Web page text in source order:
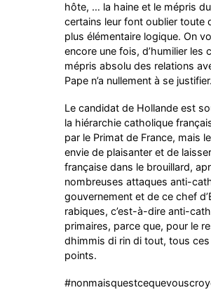
hôte, … la haine et le mépris
certains leur font oublier toute
plus élémentaire logique. On
encore une fois, d’humilier les
mépris absolu des relations
Pape n’a nullement à se justifier.
Le candidat de Hollande est
la hiérarchie catholique
par le Primat de France, mais
envie de plaisanter et de
française dans le brouillard,
nombreuses attaques anti-
gouvernement et de ce chef
rabiques, c’est-à-dire anti-
primaires, parce que, pour le
dhimmis di rin di tout, tous
points.